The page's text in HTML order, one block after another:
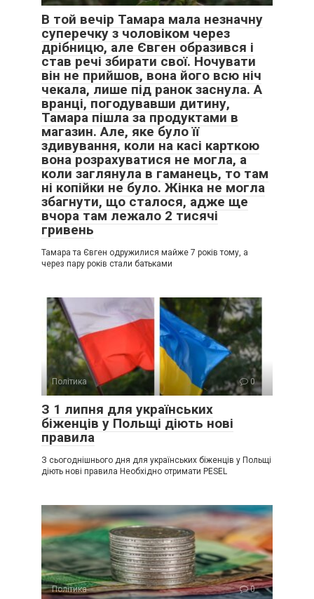
В той вечір Тамара мала незначну
суперечку з чоловіком через
дрібницю, але Євген образився і
став речі збирати свої. Ночувати
він не прийшов, вона його всю ніч
чекала, лише під ранок заснула. А
вранці, погодувавши дитину,
Тамара пішла за продуктами в
магазин. Але, яке було її
здивування, коли на касі карткою
вона розрахуватися не могла, а
коли заглянула в гаманець, то там
ні копійки не було. Жінка не могла
збагнути, що сталося, адже ще
вчора там лежало 2 тисячі
гривень
Тамара та Євген одружилися майже 7 років тому, а
через пару років стали батьками
Політика 0
З 1 липня для українських
біженців у Польщі діють нові
правила
З сьогоднішнього дня для українських біженців у Польщі
діють нові правила Необхідно отримати PESEL
Політика 0